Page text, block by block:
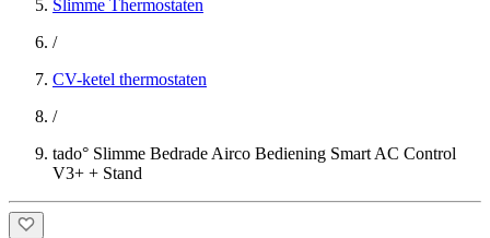
Slimme Thermostaten
/
CV-ketel thermostaten
/
tado° Slimme Bedrade Airco Bediening Smart AC Control
V3+ + Stand